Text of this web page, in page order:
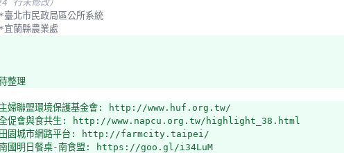
行未修改）
*臺北市民政局區公所系統
*宜蘭縣農業處
整理
婦聯盟環境保護基金會: http://www.huf.org.tw/
促會與食共生: http://www.napcu.org.tw/highlight_38.html
園城市網路平台: http://farmcity.taipei/
國明日餐桌-南食盟: https://goo.gl/i34LuM